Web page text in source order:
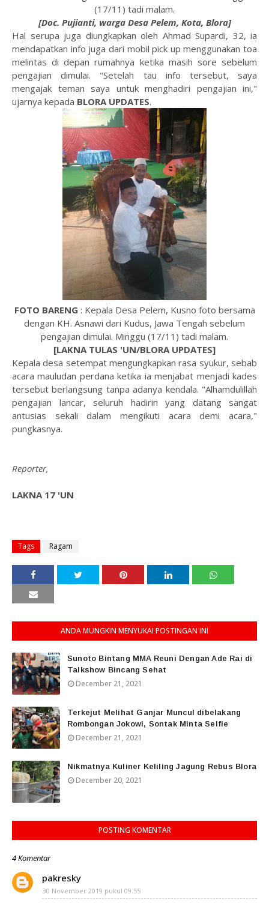
(17/11) tadi malam.
[Doc. Pujianti, warga Desa Pelem, Kota, Blora]
Hal serupa juga diungkapkan oleh Ahmad Supardi, 32, ia
mendapatkan info juga dari mobil pick up menggunakan toa
melintas di depan rumahnya ketika masih sore sebelum
pengajian dimulai. "Setelah tau info tersebut, saya
mengajak teman saya untuk menghadiri pengajian ini,"
ujarnya kepada BLORA UPDATES.
FOTO BARENG : Kepala Desa Pelem, Kusno foto bersama
dengan KH. Asnawi dari Kudus, Jawa Tengah sebelum
pengajian dimulai. Minggu (17/11) tadi malam.
[LAKNA TULAS 'UN/BLORA UPDATES]
Kepala desa setempat mengungkapkan rasa syukur, sebab
acara mauludan perdana ketika ia menjabat menjadi kades
tersebut berlangsung tanpa adanya kendala. "Alhamdulillah
pengajian lancar, seluruh hadirin yang datang sangat
antusias sekali dalam mengikuti acara demi acara,"
pungkasnya.
Reporter,
LAKNA 17 'UN
Tags Ragam
ANDA MUNGKIN MENYUKAI POSTINGAN INI
Sunoto Bintang MMA Reuni Dengan Ade Rai di
Talkshow Bincang Sehat
December 21, 2021
Terkejut Melihat Ganjar Muncul dibelakang
Rombongan Jokowi, Sontak Minta Selfie
December 21, 2021
Nikmatnya Kuliner Keliling Jagung Rebus Blora
December 20, 2021
POSTING KOMENTAR
4 Komentar
pakresky
30 November 2019 pukul 09.55